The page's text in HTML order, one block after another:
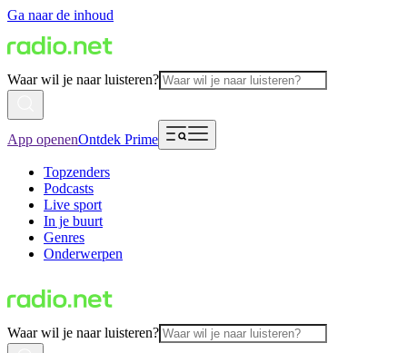
Ga naar de inhoud
Waar wil je naar luisteren?
App openenOntdek Prime
Topzenders
Podcasts
Live sport
In je buurt
Genres
Onderwerpen
Waar wil je naar luisteren?